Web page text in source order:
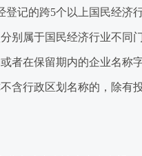
的跨5个以上国民经济行
别属于国民经济行业不同
者在保留期内的企业名称
行政区划名称的，除有投